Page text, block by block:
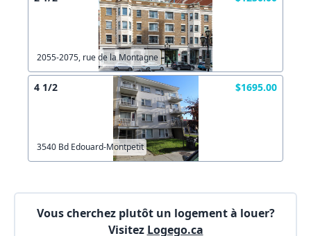
2055-2075, rue de la Montagne
4 1/2 $1695.00
3540 Bd Edouard-Montpetit
Vous cherchez plutôt un logement à louer?
Visitez Logego.ca
X Fermer
Lien vers inscription (sera inclus dans courriel)
Copier lien
X Fermer